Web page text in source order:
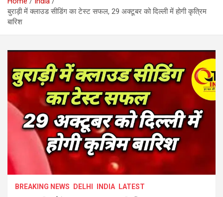
बुराड़ी में क्लाउड सीडिंग का टेस्ट सफल, 29 अक्टूबर को दिल्ली में होगी कृत्रिम
बारिश
BREAKING NEWS DELHI INDIA LATEST